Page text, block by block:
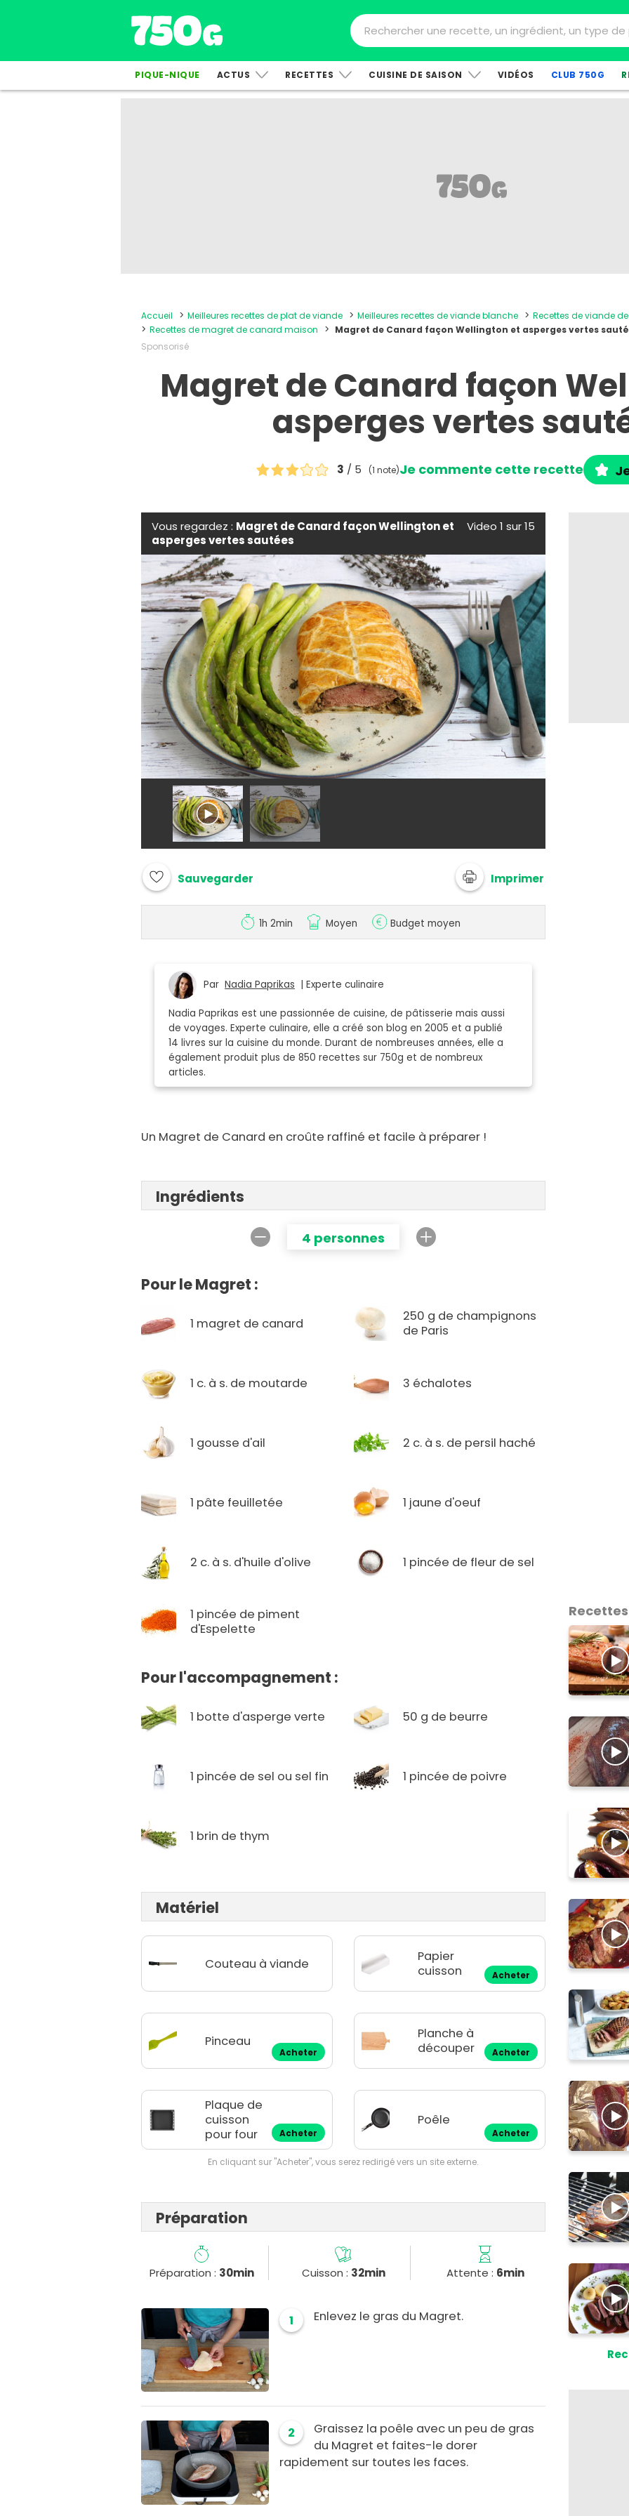
PIQUE-NIQUE ACTUS RECETTES CUISINE DE SAISON VIDÉOS CLUB 750G
Accueil Meilleures recettes de plat de viande Meilleures recettes de viande blanche
Recettes de viande
Recettes de magret de canard maison
Magret de Canard façon Wellington et asperges vertes
Sponsorisé
Magret de Canard façon
asperges vertes
3 / 5 (1 note)Je commente cette recette
Vous regardez : Magret de Canard façon Wellington et
asperges vertes sautées
Video 1 sur 15
Sauvegarder Imprimer
1h 2min Moyen Budget moyen
ParNadia Paprikas | Experte culinaire
Nadia Paprikas est une passionnée de cuisine, de pâtisserie mais aussi
de voyages. Experte culinaire, elle a créé son blog en 2005 et a publié
14 livres sur la cuisine du monde. Durant de nombreuses années, elle a
également produit plus de 850 recettes sur 750g et de nombreux
articles.
Un Magret de Canard en croûte raffiné et facile à préparer !
Ingrédients
4 personnes
Pour le Magret :
1 magret de canard
250 g de champignons
de Paris
1 c. à s. de moutarde 3 échalotes
1 gousse d'ail 2 c. à s. de persil haché
1 pâte feuilletée 1 jaune d'oeuf
2 c. à s. d'huile d'olive 1 pincée de fleur de sel
1 pincée de piment
d'Espelette
Pour l'accompagnement :
1 botte d'asperge verte 50 g de beurre
1 pincée de sel ou sel fin 1 pincée de poivre
1 brin de thym
Matériel
Couteau à viande
Papier
cuisson
Acheter
Pinceau
Acheter
Planche à
découper
Acheter
Plaque de
cuisson
pour four
Acheter
Poêle
Acheter
En cliquant sur "Acheter", vous serez redirigé vers un site externe.
Préparation
Préparation : 30min Cuisson : 32min Attente : 6min
1 Enlevez le gras du Magret.
2
Graissez la poêle avec un peu de gras
du Magret et faites-le dorer
rapidement sur toutes les faces.